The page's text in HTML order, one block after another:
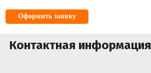
Оформить заявку
Контактная информация